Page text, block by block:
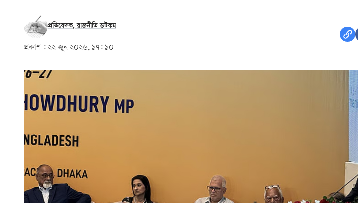
প্রতিবেদক, রাজনীতি ডটকম
প্রকাশ : ২২ জুন ২০২৬, ১৭: ১০